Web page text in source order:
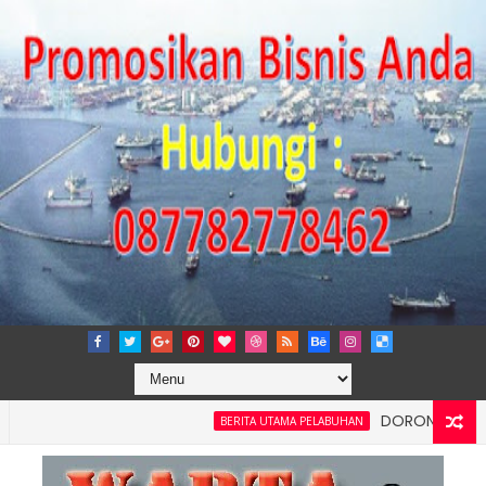
BERITA UTAMA PELABUHAN
DORONG
dan Kelancaran Logistik, IPC TPK Siap Operasikan Alat